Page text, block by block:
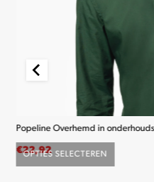
OPTIES SELECTEREN
Popeline Overhemd in
€22,92